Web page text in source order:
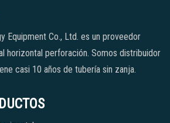
Equipment Co., Ltd. es un proveedor
horizontal perforación. Somos distribuidor
casi 10 años de tubería sin zanja.